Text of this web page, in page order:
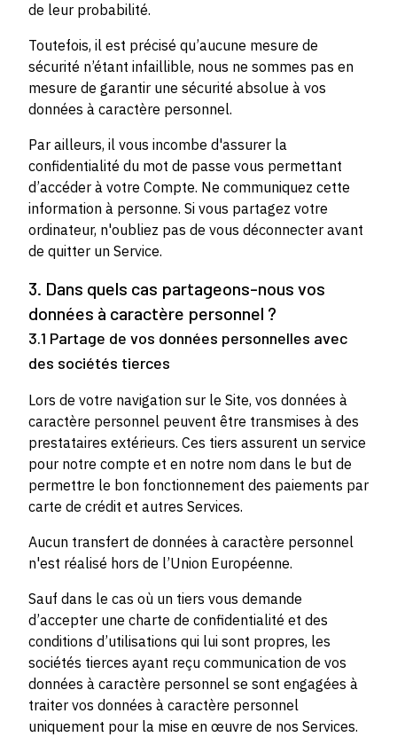
de leur probabilité.
Toutefois, il est précisé qu’aucune mesure de
sécurité n’étant infaillible, nous ne sommes pas en
mesure de garantir une sécurité absolue à vos
données à caractère personnel.
Par ailleurs, il vous incombe d'assurer la
confidentialité du mot de passe vous permettant
d’accéder à votre Compte. Ne communiquez cette
information à personne. Si vous partagez votre
ordinateur, n'oubliez pas de vous déconnecter avant
de quitter un Service.
3. Dans quels cas partageons-nous vos
données à caractère personnel ?
3.1 Partage de vos données personnelles avec
des sociétés tierces
Lors de votre navigation sur le Site, vos données à
caractère personnel peuvent être transmises à des
prestataires extérieurs. Ces tiers assurent un service
pour notre compte et en notre nom dans le but de
permettre le bon fonctionnement des paiements par
carte de crédit et autres Services.
Aucun transfert de données à caractère personnel
n'est réalisé hors de l’Union Européenne.
Sauf dans le cas où un tiers vous demande
d’accepter une charte de confidentialité et des
conditions d’utilisations qui lui sont propres, les
sociétés tierces ayant reçu communication de vos
données à caractère personnel se sont engagées à
traiter vos données à caractère personnel
uniquement pour la mise en œuvre de nos Services.